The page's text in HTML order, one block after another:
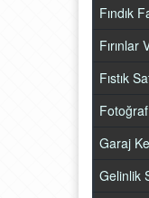
Fındık
Fırınlar
Fıstık
Garaj
Gelinlik